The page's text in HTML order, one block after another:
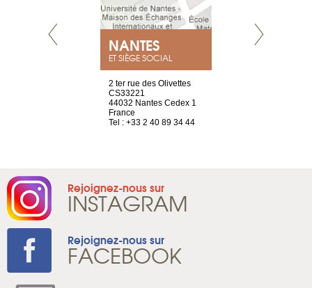
NANTES
ET SIÈGE SOCIAL
2 ter rue des Olivettes
CS33221
44032 Nantes Cedex 1
France
Tel : +33 2 40 89 34 44
Rejoignez-nous sur
INSTAGRAM
Rejoignez-nous sur
FACEBOOK